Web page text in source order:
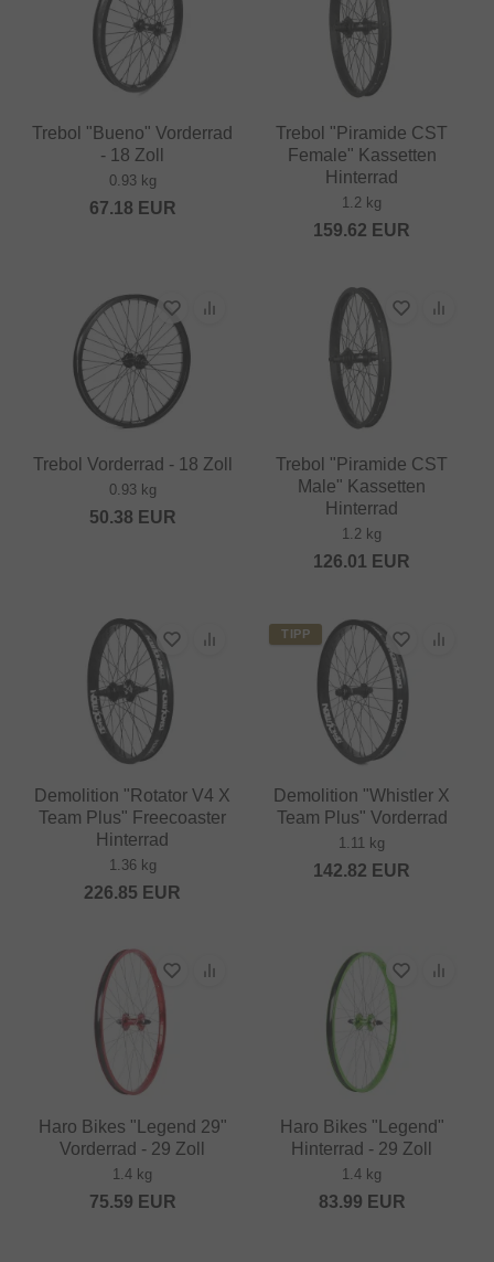
Trebol "Bueno" Vorderrad
- 18 Zoll
0.93 kg
67.18 EUR
Trebol "Piramide CST
Female" Kassetten
Hinterrad
1.2 kg
159.62 EUR
Trebol Vorderrad - 18 Zoll
0.93 kg
50.38 EUR
Trebol "Piramide CST
Male" Kassetten
Hinterrad
1.2 kg
126.01 EUR
Demolition "Rotator V4 X
Team Plus" Freecoaster
Hinterrad
1.36 kg
226.85 EUR
TIPP
Demolition "Whistler X
Team Plus" Vorderrad
1.11 kg
142.82 EUR
Haro Bikes "Legend 29"
Vorderrad - 29 Zoll
1.4 kg
75.59 EUR
Haro Bikes "Legend"
Hinterrad - 29 Zoll
1.4 kg
83.99 EUR